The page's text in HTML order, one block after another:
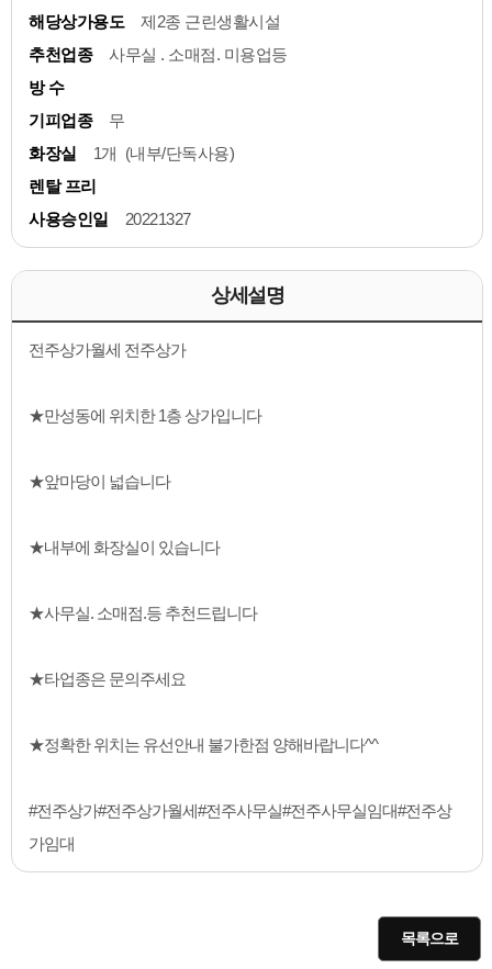
해당상가용도
제2종 근린생활시설
추천업종
사무실 . 소매점. 미용업등
방 수
기피업종
무
화장실
1개 (내부/단독사용)
렌탈 프리
사용승인일
20221327
상세설명
전주상가월세 전주상가
★만성동에 위치한 1층 상가입니다
★앞마당이 넓습니다
★내부에 화장실이 있습니다
★사무실. 소매점.등 추천드립니다
★타업종은 문의주세요
★정확한 위치는 유선안내 불가한점 양해바랍니다^^
#전주상가#전주상가월세#전주사무실#전주사무실임대#전주상
가임대
목록으로